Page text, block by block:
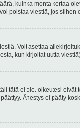
kuinka monta kertaa
poistaa viestiä, jos siihen
Voit asettaa
kun kirjoitat uutta viestiä)
tätä ei ole. oikeutesi eivät
Änestys ei pääty